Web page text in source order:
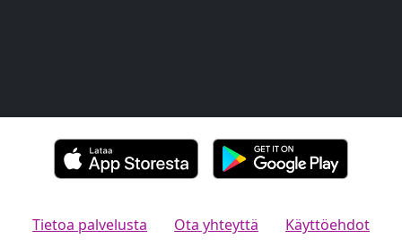
Tietoa palvelusta Ota yhteyttä Käyttöehdot